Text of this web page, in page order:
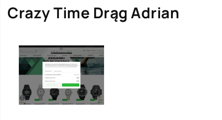
Crazy Time Drąg Adrian